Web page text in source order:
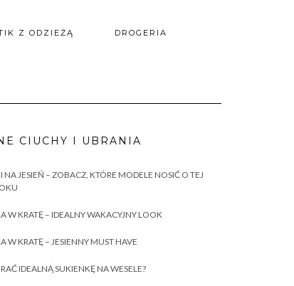
Z ODZIEŻĄ DROGERIA
CIUCHY I UBRANIA
NA JESIEŃ – ZOBACZ, KTÓRE MODELE NOSIĆ O TEJ
W KRATĘ – IDEALNY WAKACYJNY LOOK
W KRATĘ – JESIENNY MUST HAVE
IDEALNĄ SUKIENKĘ NA WESELE?